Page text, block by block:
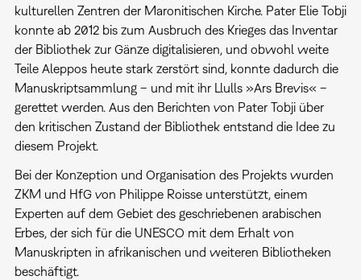
kulturellen Zentren der Maronitischen Kirche. Pater Elie Tobji
konnte ab 2012 bis zum Ausbruch des Krieges das Inventar
der Bibliothek zur Gänze digitalisieren, und obwohl weite
Teile Aleppos heute stark zerstört sind, konnte dadurch die
Manuskriptsammlung – und mit ihr Llulls »Ars Brevis« –
gerettet werden. Aus den Berichten von Pater Tobji über
den kritischen Zustand der Bibliothek entstand die Idee zu
diesem Projekt.
Bei der Konzeption und Organisation des Projekts wurden
ZKM und HfG von Philippe Roisse unterstützt, einem
Experten auf dem Gebiet des geschriebenen arabischen
Erbes, der sich für die UNESCO mit dem Erhalt von
Manuskripten in afrikanischen und weiteren Bibliotheken
beschäftigt.